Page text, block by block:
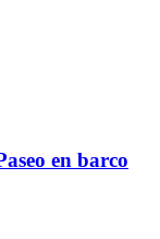
en barco